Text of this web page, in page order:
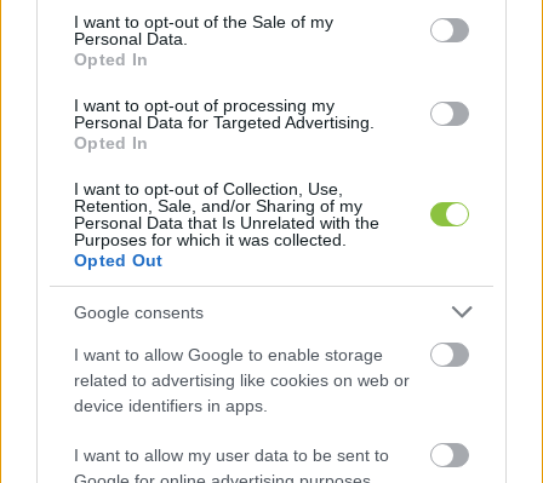
consent section.
I want to opt-out of the Sale of my
Personal Data.
Opted In
I want to opt-out of processing my
Personal Data for Targeted Advertising.
Opted In
I want to opt-out of Collection, Use,
Retention, Sale, and/or Sharing of my
Personal Data that Is Unrelated with the
Purposes for which it was collected.
Opted Out
Google consents
I want to allow Google to enable storage
related to advertising like cookies on web or
device identifiers in apps.
I want to allow my user data to be sent to
hogyan viszonyulna egy esetleges Tisza-
kormány egy közös európai hadsereg
létrehozásához: támogatnák-e
Magyarország mélyebb katonai integrációját
az Európai Unión belül, vagy inkább a
nemzeti szuverenitás erősítését tartanák
elsődlegesnek ezen a területen.
felülvizsgálni vagy átalakítani a jelenlegi,